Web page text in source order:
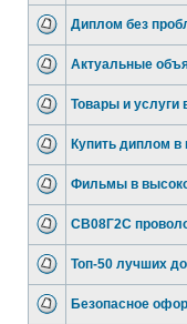
Диплом без
Актуальные
Товары и услуги
Купить диплом
Фильмы в
СВ08Г2С
Топ-50 лучших
Безопасное